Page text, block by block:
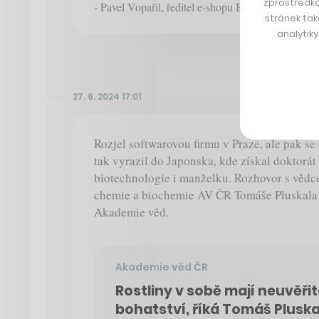
- Pavel Vopařil, ředitel e-shopu Bonami, o Temu
27. 6. 2024 17:01
Rozjel softwarovou firmu v Praze, ale pak
tak vyrazil do Japonska, kde získal
biotechnologie i manželku. Rozhovor s
chemie a biochemie AV ČR Tomáše
Akademie věd.
Akademie věd ČR
Rostliny v sobě mají
bohatství, říká Tomáš
stránek